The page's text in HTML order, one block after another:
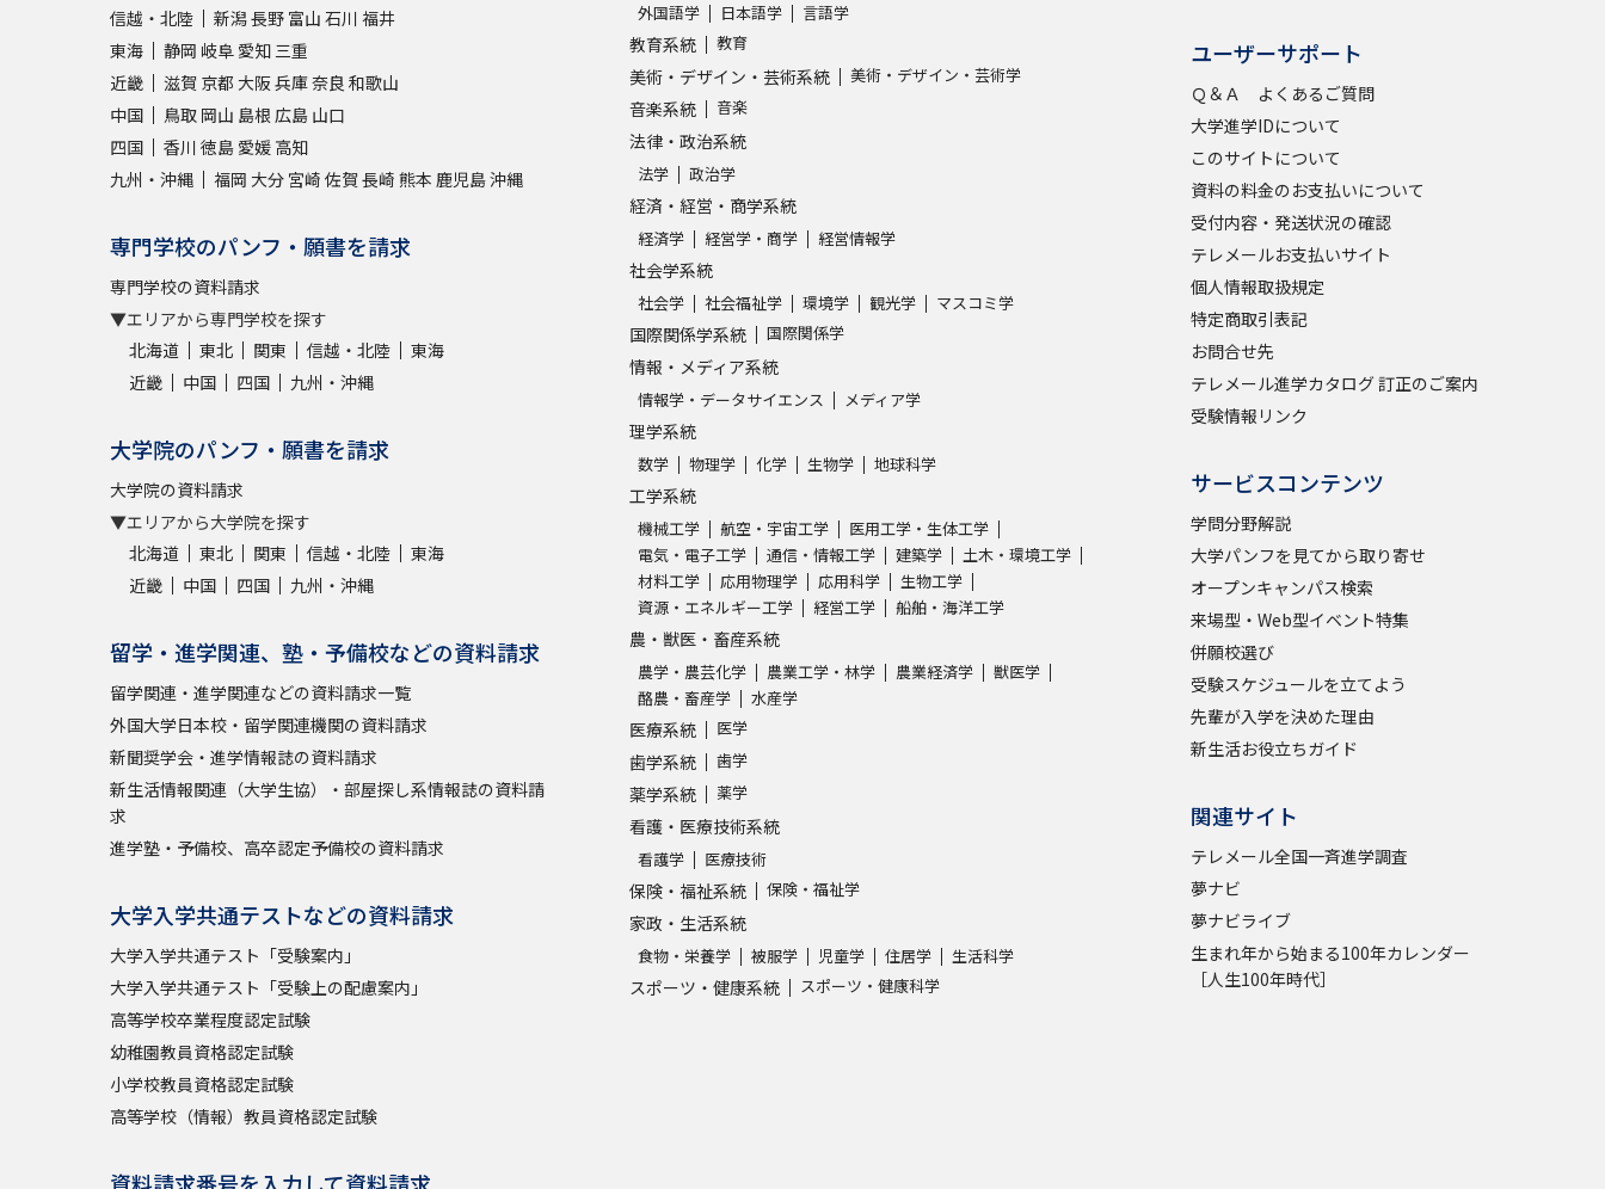
併願校選び
テレメール全国一斉進学調査
新生活お役立ちガイド
学問検索
学問のミニ講義「夢ナビ講義」 学問の教科書 夢ナビライブ
このサイトについて
資料の料金のお支払いについて 受付内容・発送状況の確認 テレメールお支払いサイト
個人情報取扱規定
特定商取引表記 テレメール進学カタログ訂正のご案内
受験情報リンク
信越・北陸
新潟長野 富山 石川 福井
東海
静岡 岐阜 愛知 三重
近畿
滋賀 京都 大阪兵庫奈良 和歌山
中国
鳥取 岡山 島根 広島 山口
四国
香川 徳島 愛媛 高知
九州・沖縄
福岡 大分 宮崎 佐賀 長崎 熊本 鹿児島沖縄
専門学校のパンフ・願書を請求
専門学校の資料請求
▼エリアから専門学校を探す
北海道
東北 関東 信越・北陸
東海
近畿
中国 四国 九州・沖縄
大学院のパンフ・願書を請求
大学院の資料請求
▼エリアから大学院を探す
北海道
東北 関東 信越・北陸
東海
近畿
中国 四国 九州・沖縄
留学・進学関連、塾・予備校などの資料請求
留学関連・進学関連などの資料請求一覧
外国大学日本校・留学関連機関の資料請求
新聞奨学会・進学情報誌の資料請求
新生活情報関連（大学生協）・部屋探し系情報誌の資料請
求
進学塾・予備校、高卒認定予備校の資料請求
大学入学共通テストなどの資料請求
大学入学共通テスト「受験案内」
大学入学共通テスト「受験上の配慮案内」
高等学校卒業程度認定試験
幼稚園教員資格認定試験
小学校教員資格認定試験
高等学校（情報）教員資格認定試験
外国語学 日本語学 言語学
教育系統 教育
美術・デザイン・芸術系統 美術・デザイン・芸術学
音楽系統 音楽
法律・政治系統
法学 政治学
経済・経営・商学系統
経済学 経営学・商学 経営情報学
社会学系統
社会学 社会福祉学 環境学 観光学 マスコミ学
国際関係学系統 国際関係学
情報・メディア系統
情報学・データサイエンス メディア学
理学系統
数学 物理学 化学 生物学 地球科学
工学系統
機械工学 航空・宇宙工学
医用工学・生体工学
電気・電子工学
通信・情報工学 建築学
土木・環境工学
材料工学
応用物理学 応用科学
生物工学
資源・エネルギー工学
経営工学 船舶・海洋工学
農・獣医・畜産系統
農学・農芸化学 農業工学・林学 農業経済学
獣医学
酪農・畜産学
水産学
医療系統 医学
歯学系統 歯学
薬学系統 薬学
看護・医療技術系統
看護学 医療技術
保険・福祉系統 保険・福祉学
家政・生活系統
食物・栄養学 被服学 児童学 住居学 生活科学
スポーツ・健康系統 スポーツ・健康科学
ユーザーサポート
Ｑ＆Ａ よくあるご質問
大学進学IDについて
このサイトについて
資料の料金のお支払いについて
受付内容・発送状況の確認
テレメールお支払いサイト
個人情報取扱規定
特定商取引表記
お問合せ先
テレメール進学カタログ 訂正のご案内
受験情報リンク
サービスコンテンツ
学問分野解説
大学パンフを見てから取り寄せ
オープンキャンパス検索
来場型・Web型イベント特集
併願校選び
受験スケジュールを立てよう
先輩が入学を決めた理由
新生活お役立ちガイド
関連サイト
テレメール全国一斉進学調査
夢ナビ
夢ナビライブ
生まれ年から始まる100年カレンダー
［人生100年時代］